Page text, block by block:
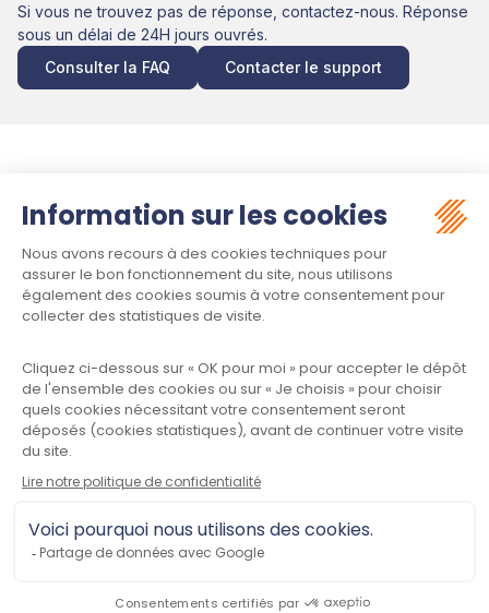
Si vous ne trouvez pas de réponse, contactez-nous. Réponse
sous un délai de 24H jours ouvrés.
Consulter la FAQ
Contacter le support
Suivez-nous :
Meet law - Siège social
34970 LATTES
Plan du site
Contactez-nous
Tous droits réservés